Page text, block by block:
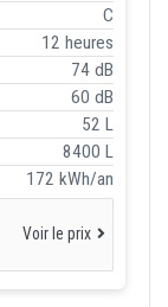
C
12 heures
74 dB
60 dB
52 L
8400 L
172 kWh/an
Voir le prix